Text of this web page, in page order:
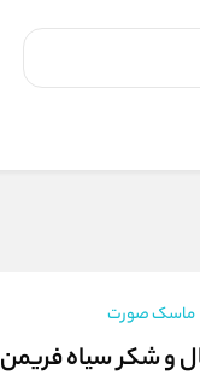
ماسک صورت
و شکر سیاه فریمن